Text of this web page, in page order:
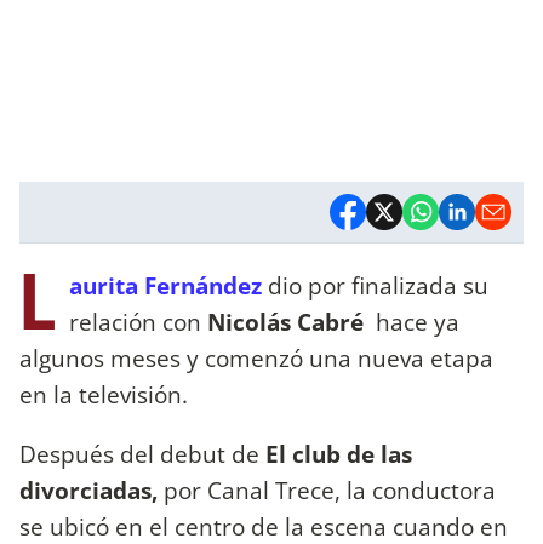
L aurita Fernández dio por finalizada su
relación con Nicolás Cabré hace ya
algunos meses y comenzó una nueva etapa
en la televisión.
Después del debut de El club de las
divorciadas, por Canal Trece, la conductora
se ubicó en el centro de la escena cuando en